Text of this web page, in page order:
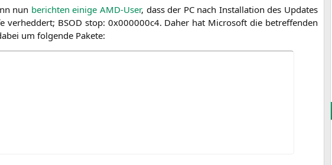
nun berich­ten eini­ge AMD-User, dass der PCnach Instal­la­ti­on des Updates
ver­hed­dert; BSOD stop: 0x000000c4. Daher hat Micro­soft die betref­fen­den
um fol­gen­de Pakete: